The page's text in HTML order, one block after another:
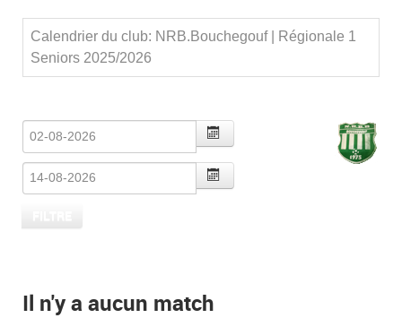
Calendrier du club: NRB.Bouchegouf | Régionale 1
Seniors 2025/2026
Il n'y a aucun match